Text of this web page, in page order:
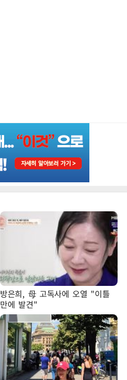
방은희, 母 고독사에 오열 "이틀
만에 발견"